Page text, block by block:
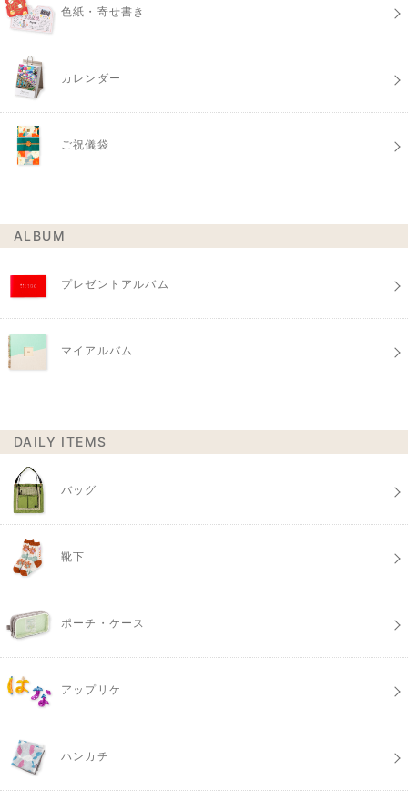
色紙・寄せ書き
カレンダー
ご祝儀袋
ALBUM
プレゼントアルバム
マイアルバム
DAILY ITEMS
バッグ
靴下
ポーチ・ケース
アップリケ
ハンカチ